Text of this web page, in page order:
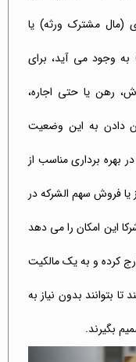
(مال مشترک ورثه) یا
وجود می آید، برای
رهن یا حتی اجاره،
دادن به این وضعیت
بهره برداری مناسب از
یا فروش سهم الشرکه در
این امکان را می دهد
کرده و به یک مالکیت
بتوانند بدون نیاز به
بگیرند.